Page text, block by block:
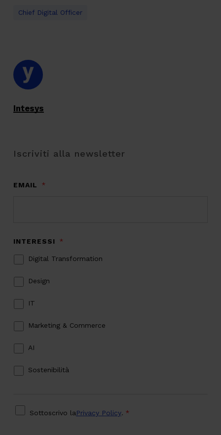
Chief Digital Officer
Intesys
Iscriviti alla newsletter
EMAIL *
INTERESSI *
Digital Transformation
Design
IT
Marketing & Commerce
AI
Sostenibilità
PRIVACY
Sottoscrivo laPrivacy Policy. *